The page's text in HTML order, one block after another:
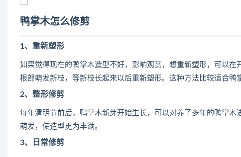
鸭掌木怎么修剪
1、重新塑形
如果觉得现在的鸭掌木造型不好，影响观赏，想重新塑形，可以
根部萌发新枝，等新枝长起来以后重新塑形。这种方法比较适合鸭
2、整形修剪
每年清明节前后，鸭掌木新芽开始生长，可以对养了多年的鸭掌
萌发，使造型更为丰满。
3、日常修剪